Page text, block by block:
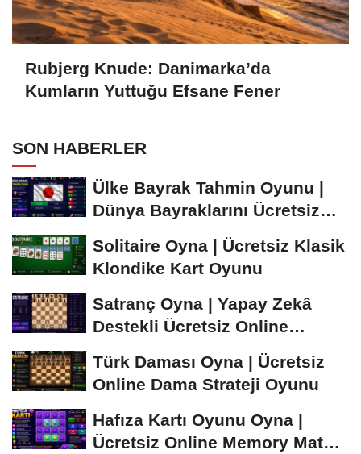
Rubjerg Knude: Danimarka’da
Kumların Yuttuğu Efsane Fener
SON HABERLER
Ülke Bayrak Tahmin Oyunu |
Dünya Bayraklarını Ücretsiz
Solitaire Oyna | Ücretsiz Klasik
Klondike Kart Oyunu
Satranç Oyna | Yapay Zekâ
Destekli Ücretsiz Online
Türk Daması Oyna | Ücretsiz
Online Dama Strateji Oyunu
Hafıza Kartı Oyunu Oyna |
Ücretsiz Online Memory Match